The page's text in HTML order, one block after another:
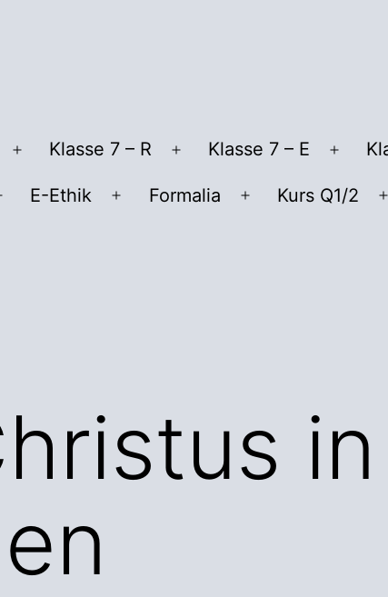
Menü
öffnen
Klasse 7 – R
Menü
öffnen
Klasse 7 – E
Menü
öffnen
Menü
E-Ethik
Menü
Formalia
Menü
Kurs Q1/2